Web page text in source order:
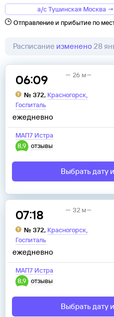
а/с Тушинская Москва →
Отправление и прибытие по
Расписание изменено 28
06:09
№ 372, Красногорск,
Госпиталь
26 м
МАП7 Истра
8,9
отзывы
ежедневно
Выбрать дату
07:18
№ 372, Красногорск,
Госпиталь
32 м
МАП7 Истра
8,9
отзывы
ежедневно
Выбрать дату